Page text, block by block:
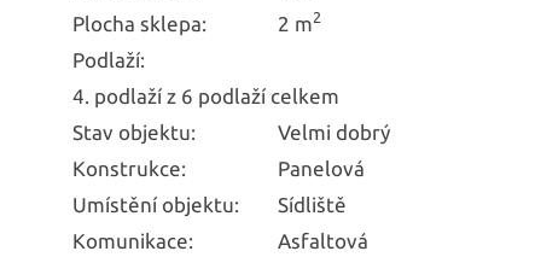
Plocha sklepa: 2 m2
Podlaží:
4. podlaží z 6 podlaží celkem
Stav objektu:
Velmi dobrý
Konstrukce:
Panelová
Umístění objektu:
Sídliště
Komunikace:
Asfaltová